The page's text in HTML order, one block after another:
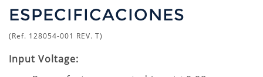
ESPECIFICACIONES
(Ref. 128054-001 REV. T)
Input Voltage: